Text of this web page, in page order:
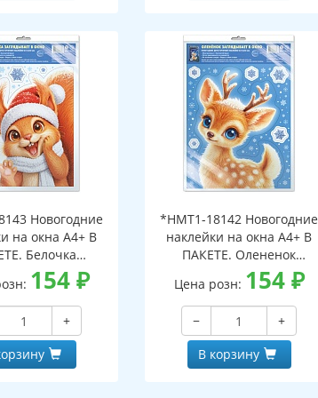
Новогодние
на окна А4+ В
Белочка
в окно (видны
сторон,
в
упаковке,
и клеевым
154₽
+
*НМТ1-18142 Новогодние
наклейки на окна А4+ В
ПАКЕТЕ. Олененок
заглядывает в окно (видны
с обеих сторон,
многоразовые, в
индивидуальной упаковке,
с европодвесом и клеевым
клапаном)
Цена розн: 154₽
−
+
В корзину